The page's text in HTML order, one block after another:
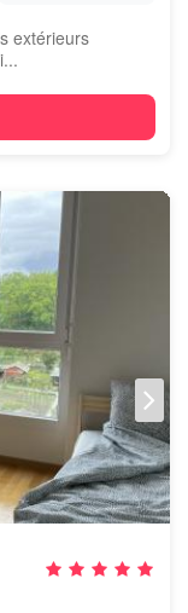
extérieurs